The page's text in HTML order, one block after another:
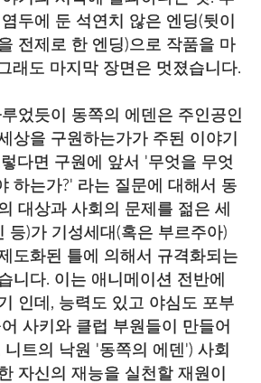
두에 둔 석연치 않은 엔딩(뒷이
전제로 한 엔딩)으로 작품을 마
래도 마지막 장면은 멋졌습니다.
었듯이 동쪽의 에덴은 주인공인
상을 구원하는가가 주된 이야기
다면 구원에 앞서 '무엇을 무엇
하는가?' 라는 질문에 대해서 동
대상과 사회의 문제를 젊은 세
등)가 기성세대(혹은 부르주아)
도화된 틀에 의해서 규격화되는
니다. 이는 애니메이션 전반에
인데, 능력도 있고 야심도 포부
사키와 클럽 부원들이 만들어
니트의 낙원 '동쪽의 에덴') 사회
자신의 재능을 실천할 재원이